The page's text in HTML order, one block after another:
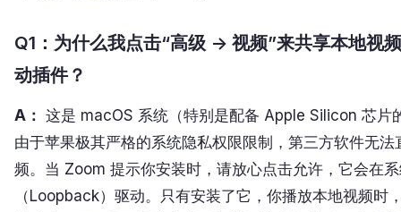
Q1：为什么我点击“高级 -> 视频”来共享本地视
动插件？
A： 这是 macOS 系统（特别是配备 Apple Silicon 芯
由于苹果极其严格的系统隐私权限限制，第三方软件无
频。当 Zoom 提示你安装时，请放心点击允许，它会在
（Loopback）驱动。只有安装了它，你播放本地视频时